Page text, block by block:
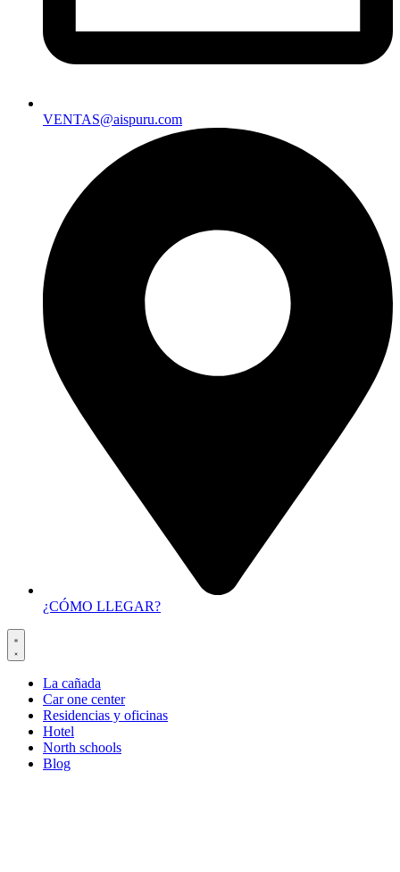
VENTAS@aispuru.com
¿CÓMO LLEGAR?
La cañada
Car one center
Residencias y oficinas
Hotel
North schools
Blog